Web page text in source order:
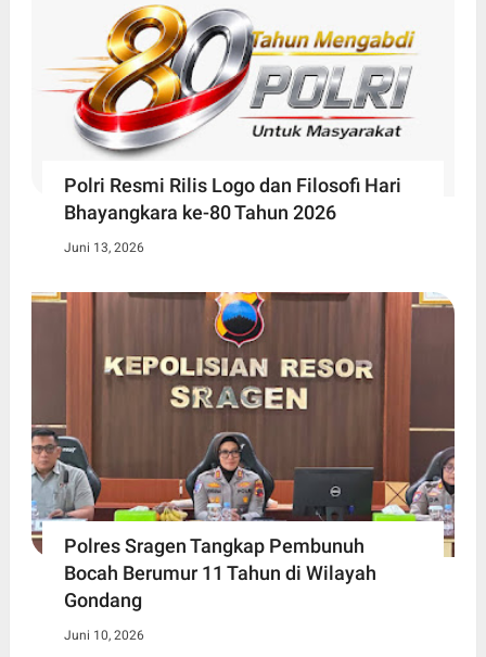
Polri Resmi Rilis Logo dan Filosofi Hari
Bhayangkara ke-80 Tahun 2026
Juni 13, 2026
Polres Sragen Tangkap Pembunuh
Bocah Berumur 11 Tahun di Wilayah
Gondang
Juni 10, 2026